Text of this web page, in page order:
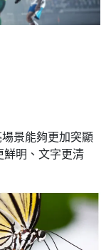
景能夠更加突顯
鮮明、文字更清